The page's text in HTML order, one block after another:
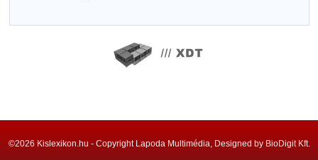
©2026 Kislexikon.hu - Copyright Lapoda Multimédia, Designed by BioDigit Kft.